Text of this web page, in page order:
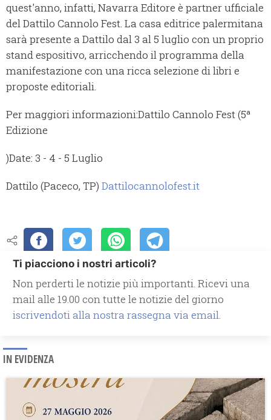
quest'anno, infatti, Navarra Editore è partner ufficiale
del Dattilo Cannolo Fest. La casa editrice palermitana
sarà presente a Dattilo dal 3 al 5 luglio con un proprio
stand espositivo, arricchendo il programma della
manifestazione con una ricca selezione di libri e
proposte editoriali.
Per maggiori informazioni:Dattilo Cannolo Fest (5ª
Edizione
)Date: 3 - 4 - 5 Luglio
Dattilo (Paceco, TP) Dattilocannolofest.it
Ti piacciono i nostri articoli?
Non perderti le notizie più importanti. Ricevi una
mail alle 19.00 con tutte le notizie del giorno
iscrivendoti alla nostra rassegna via email.
IN EVIDENZA